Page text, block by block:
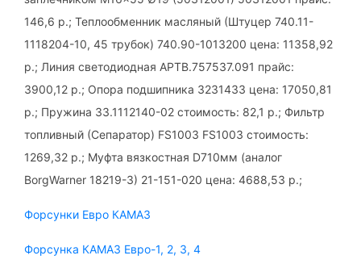
146,6 р.; Теплообменник масляный (Штуцер 740.11-
1118204-10, 45 трубок) 740.90-1013200 цена: 11358,92
р.; Линия светодиодная АРТВ.757537.091 прайс:
3900,12 р.; Опора подшипника 3231433 цена: 17050,81
р.; Пружина 33.1112140-02 стоимость: 82,1 р.; Фильтр
топливный (Сепаратор) FS1003 FS1003 стоимость:
1269,32 р.; Муфта вязкостная D710мм (аналог
BorgWarner 18219-3) 21-151-020 цена: 4688,53 р.;
Форсунки Евро КАМАЗ
Форсунка КАМАЗ Евро-1, 2, 3, 4